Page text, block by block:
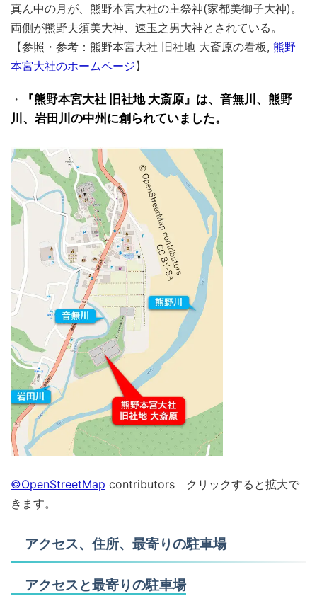
真ん中の月が、熊野本宮大社の主祭神(家都美御⼦⼤神)。
両側が熊野夫須美大神、速玉之男大神とされている。
【参照・参考：熊野本宮大社 旧社地 大斎原の看板, 熊野
本宮大社のホームページ】
・
『熊野本宮大社 旧社地 ⼤斎原』は、音無川、熊野
川、岩田川の中州に創られていました。
©OpenStreetMap contributors クリックすると拡大で
きます。
アクセス、住所、最寄りの駐車場
アクセスと最寄りの駐車場